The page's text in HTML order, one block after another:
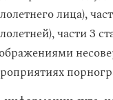
лица),
части 3